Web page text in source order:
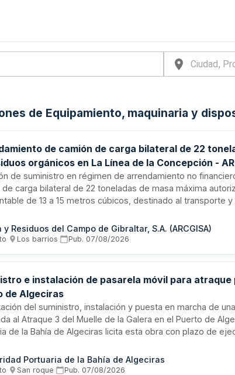
de Equipamiento, maquinaria y
de camión de carga bilateral de 22
orgánicos en La Línea de la Concepción -
de suministro en régimen de arrendamiento no
de carga bilateral de 22 toneladas de masa máxima
de 13 a 15 metros cúbicos, destinado al transporte
por Agua y Residuos del Campo de Gibraltar (ARCGISA).
convocatoria abierta con adjudicación en base a
y Residuos del Campo de Gibraltar, S.A. (ARCGISA)
· Los barrios· Pub. 07/08/2026
e instalación de pasarela móvil para
de Algeciras
del suministro, instalación y puesta en marcha de
al Atraque 3 del Muelle de la Galera en el Puerto de
de la Bahía de Algeciras licita esta obra con plazo de
a normativa de códigos LER y requiere personal
laborales con experiencia específica en instalación de
Portuaria de la Bahía de Algeciras
· San roque· Pub. 07/08/2026